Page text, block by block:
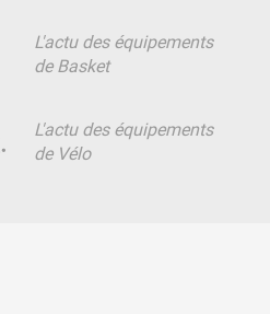
L'actu des équipements
de Basket
L'actu des équipements
de Vélo